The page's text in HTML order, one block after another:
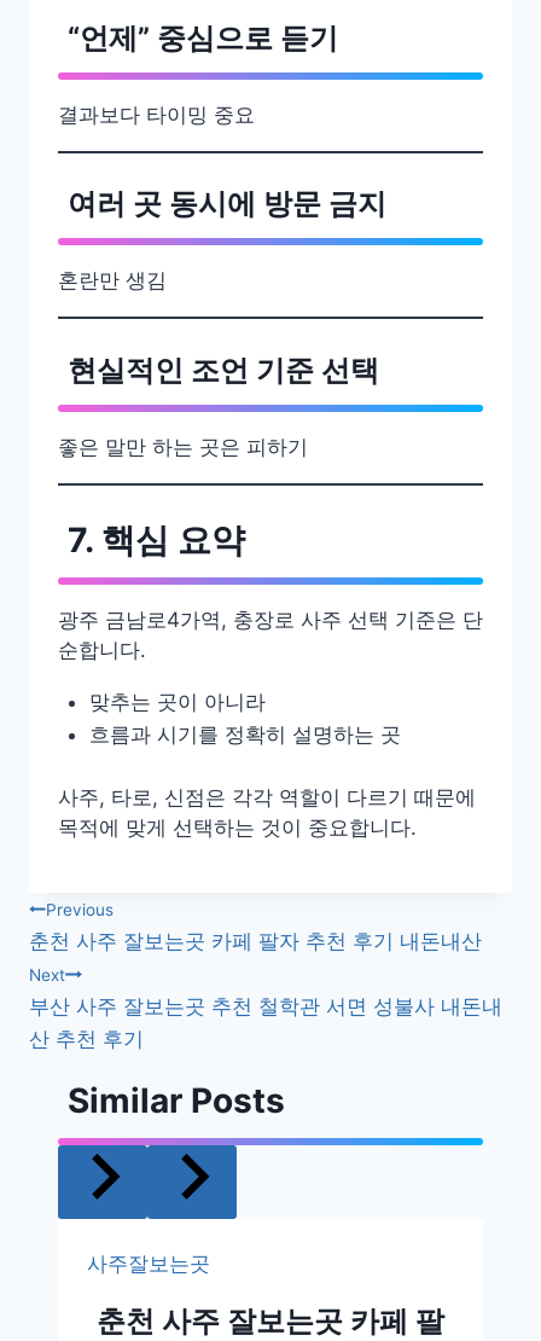
“언제” 중심으로 듣기
결과보다 타이밍 중요
여러 곳 동시에 방문 금지
혼란만 생김
현실적인 조언 기준 선택
좋은 말만 하는 곳은 피하기
7. 핵심 요약
광주 금남로4가역, 충장로 사주 선택 기준은 단
순합니다.
맞추는 곳이 아니라
흐름과 시기를 정확히 설명하는 곳
사주, 타로, 신점은 각각 역할이 다르기 때문에
목적에 맞게 선택하는 것이 중요합니다.
글
내
비
Previous
춘천 사주 잘보는곳 카페 팔자 추천 후기 내돈내산
Next
부산 사주 잘보는곳 추천 철학관 서면 성불사 내돈내
산 추천 후기
Similar Posts
사주잘보는곳
춘천 사주 잘보는곳 카페 팔